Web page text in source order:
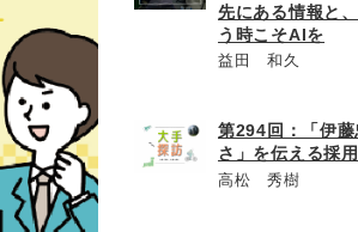
先にある情報と
う時こそAIを
益田 和久
第294回：「伊藤
さ」を伝える採
高松 秀樹